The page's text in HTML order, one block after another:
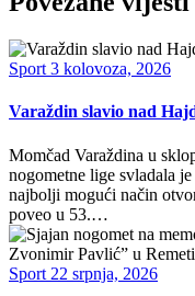
Sport 3 kolovoza, 2026
Varaždin slavio nad
Momčad Varaždina u
nogometne lige svladala
najbolji mogući način
poveo u 53.…
Sport 22 srpnja, 2026